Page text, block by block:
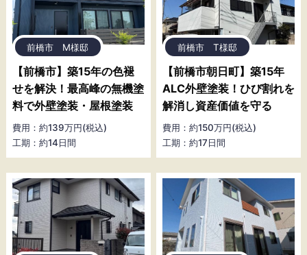
前橋市 M様邸
【前橋市】築15年の色褪
せを解決！最高峰の無機塗
料で外壁塗装・屋根塗装
費用：約139万円(税込)
工期：約14日間
前橋市 T様邸
【前橋市朝日町】築15年
ALC外壁塗装！ひび割れを
解消し資産価値を守る
費用：約150万円(税込)
工期：約17日間